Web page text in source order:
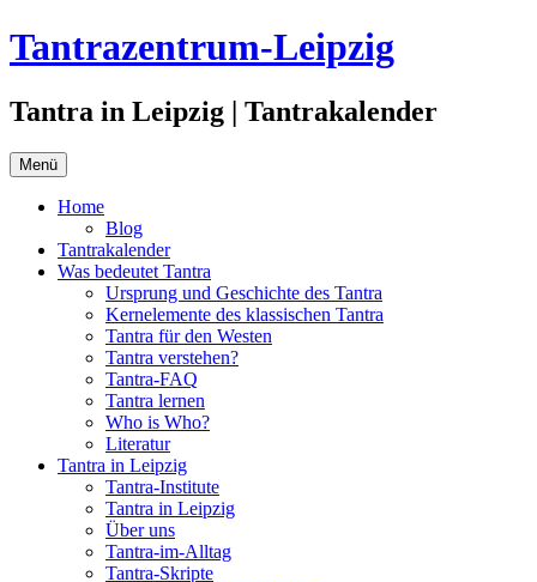
Zum
Inhalt
Tantrazentrum-Leipzig
Tantra in Leipzig | Tantrakalender
Menü
Home
Blog
Tantrakalender
Was bedeutet Tantra
Ursprung und Geschichte des Tantra
Kernelemente des klassischen Tantra
Tantra für den Westen
Tantra verstehen?
Tantra-FAQ
Tantra lernen
Who is Who?
Literatur
Tantra in Leipzig
Tantra-Institute
Tantra in Leipzig
Über uns
Tantra-im-Alltag
Tantra-Skripte